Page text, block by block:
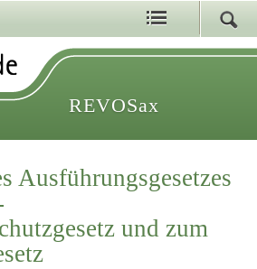
REVOSax
Ausführungsgesetzes
und zum